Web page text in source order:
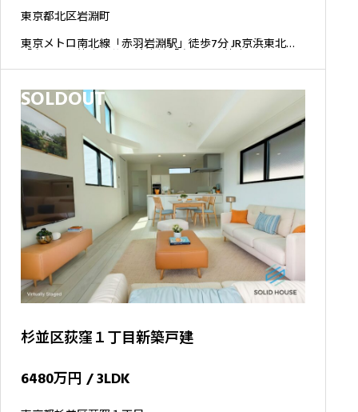
東京都北区岩淵町
東京メトロ南北線「赤羽岩淵駅」徒歩7分 JR京浜東北線
「赤羽駅」徒歩14分 JR埼京線「赤羽駅」徒歩14分
SOLDOUT
杉並区荻窪１丁目新築戸建
6480万円 / 3LDK